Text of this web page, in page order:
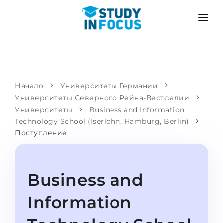
Бакалавриат и магистратура
Подготовительные курсы при вузе
Пропедевтика
Языковые школы
Языковые курсы
СЦЕНАРИЙ
Поступить после школы
Перевод из вуза
Магистратура в Германии
Родителям
ПОСТУПАЕМ В...
МЕТОДИКА
УСЛУГИ
Начало
Университеты Германии
Университеты Северного Рейна-Вестфалии
Университеты
Business and Information
Technology School (Iserlohn, Hamburg, Berlin)
Поступление
Business and
Information